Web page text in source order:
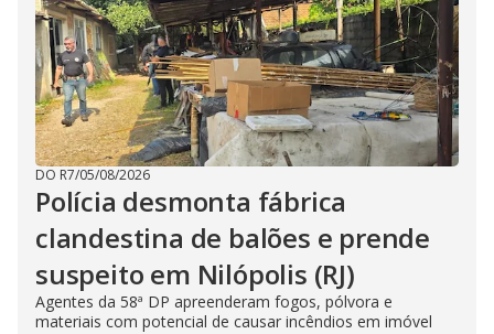
DO R7/05/08/2026
Polícia desmonta fábrica
clandestina de balões e prende
suspeito em Nilópolis (RJ)
Agentes da 58ª DP apreenderam fogos, pólvora e
materiais com potencial de causar incêndios em imóvel